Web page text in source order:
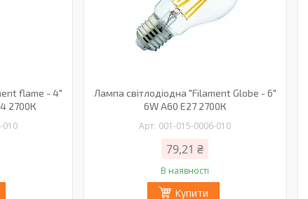
flame - 4"
2700К
010
Лампа світлодіодна "Filament Globe - 6"
6W A60 Е27 2700К
001-015-0006-010
79,21 ₴
В наявності
Купити